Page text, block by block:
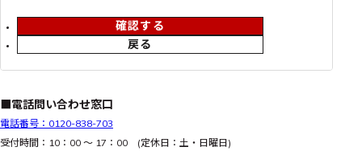
戻る
確認する
■電話問い合わせ窓口
電話番号：0120-838-703
受付時間：10：00 ～ 17：00 (定休日：土・日曜日)